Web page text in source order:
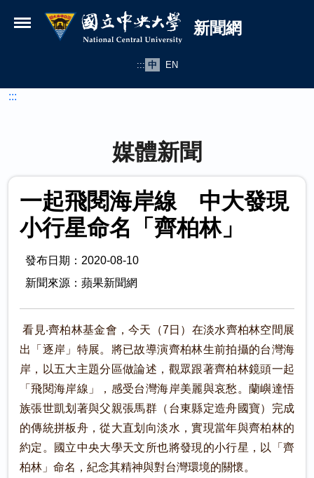
國立中央大學新聞網
新聞網
::: 中 EN
:::
媒體新聞
一起飛閱海岸線 中大發現
小行星命名「齊柏林」
發布日期：2020-08-10
新聞來源：蘋果新聞網
看見‧齊柏林基金會，今天（7日）在淡水齊柏林空間展
出「逐岸」特展。將已故導演齊柏林生前拍攝的台灣海
岸，以五大主題分區做論述，觀眾跟著齊柏林鏡頭一起
「飛閱海岸線」，感受台灣海岸美麗與哀愁。蘭嶼達悟
族張世凱划著與父親張馬群（台東縣定造舟國寶）完成
的傳統拼板舟，從大直划向淡水，實現當年與齊柏林的
約定。國立中央大學天文所也將發現的小行星，以「齊
柏林」命名，紀念其精神與對台灣環境的關懷。